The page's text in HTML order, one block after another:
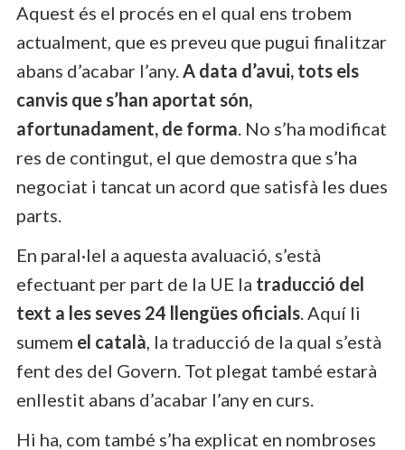
Aquest és el procés en el qual ens trobem
actualment, que es preveu que pugui finalitzar
abans d’acabar l’any.A data d’avui, tots els
canvis que s’han aportat són,
afortunadament, de forma. No s’ha modificat
res de contingut, el que demostra que s’ha
negociat i tancat un acord que satisfà les dues
parts.
En paral·lel a aquesta avaluació, s’està
efectuant per part de la UE la traducció del
text a les seves 24 llengües oficials. Aquí li
sumem el català, la traducció de la qual s’està
fent des del Govern. Tot plegat també estarà
enllestit abans d’acabar l’any en curs.
Hi ha, com també s’ha explicat en nombroses